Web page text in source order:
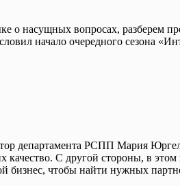
о насущных вопросах, разберем
начало очередного сезона
департамента РСПП Мария
С другой стороны, в
бизнес, чтобы найти нужных